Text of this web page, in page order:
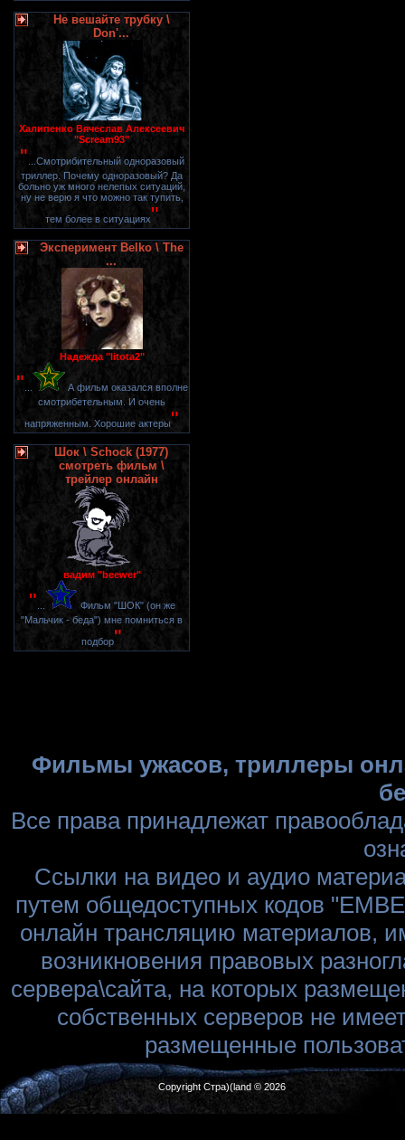
Не вешайте трубку \
Don'...
Халипенко Вячеслав Алексеевич
"Scream93"
" ...Смотрибительный одноразовый
триллер. Почему одноразовый? Да
больно уж много нелепых ситуаций,
ну не верю я что можно так тупить,
тем более в ситуациях"
Эксперимент Belko \ The
...
Надежда "litota2"
"
А фильм оказался вполне
смотрибетельным. И очень
напряженным. Хорошие актеры"
Шок \ Schock (1977)
смотреть фильм \
трейлер онлайн
вадим "beewer"
"
Фильм "ШОК" (он же
"Мальчик - беда") мне помниться в
подбор"
Фильмы ужасов, триллеры
Все права принадлежат
Ссылки на видео и аудио
путем общедоступных кодов
онлайн трансляцию материалов,
возникновения правовых
сервера\сайта, на которых
собственных серверов не
размещенные
Copyright Стра)(land © 2026